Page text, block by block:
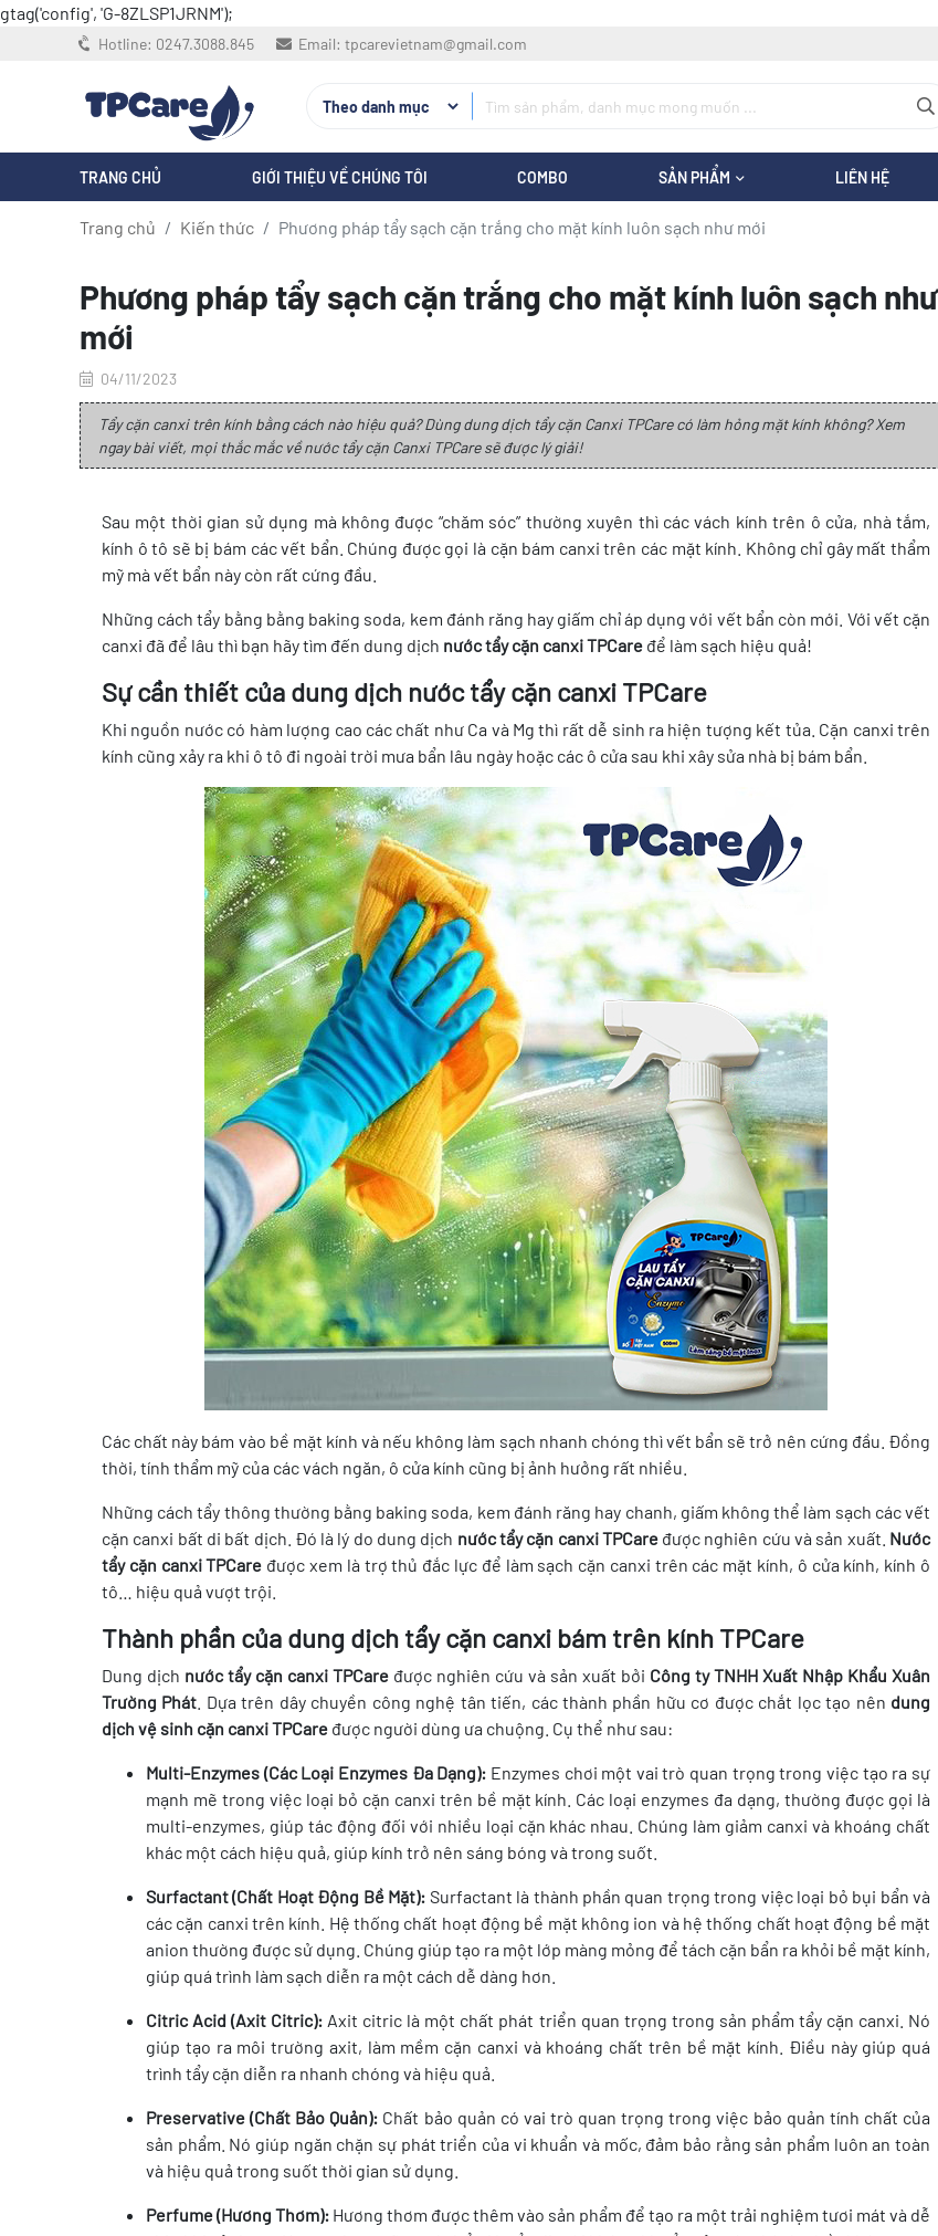
gtag('config', 'G-8ZLSP1JRNM');
Hotline: 0247.3088.845 Email: tpcarevietnam@gmail.com
TRANG CHỦ GIỚI THIỆU VỀ CHÚNG TÔI COMBO SẢN PHẨM LIÊN HỆ
Trang chủ Kiến thức Phương pháp tẩy sạch cặn trắng cho mặt kính luôn sạch như mới
Phương pháp tẩy sạch cặn trắng cho mặt kính luôn sạch như
mới
04/11/2023
Tẩy cặn canxi trên kính bằng cách nào hiệu quả? Dùng dung dịch tẩy cặn Canxi TPCare có làm hỏng mặt kính không? Xem
ngay bài viết, mọi thắc mắc về nước tẩy cặn Canxi TPCare sẽ được lý giải!
Sau một thời gian sử dụng mà không được “chăm sóc” thường xuyên thì các vách kính trên ô cửa, nhà tắm,
kính ô tô sẽ bị bám các vết bẩn. Chúng được gọi là cặn bám canxi trên các mặt kính. Không chỉ gây mất thẩm
mỹ mà vết bẩn này còn rất cứng đầu.
Những cách tẩy bằng bằng baking soda, kem đánh răng hay giấm chỉ áp dụng với vết bẩn còn mới. Với vết cặn
canxi đã để lâu thì bạn hãy tìm đến dung dịch nước tẩy cặn canxi TPCare để làm sạch hiệu quả!
Sự cần thiết của dung dịch nước tẩy cặn canxi TPCare
Khi nguồn nước có hàm lượng cao các chất như Ca và Mg thì rất dễ sinh ra hiện tượng kết tủa. Cặn canxi trên
kính cũng xảy ra khi ô tô đi ngoài trời mưa bẩn lâu ngày hoặc các ô cửa sau khi xây sửa nhà bị bám bẩn.
Các chất này bám vào bề mặt kính và nếu không làm sạch nhanh chóng thì vết bẩn sẽ trở nên cứng đầu. Đồng
thời, tính thẩm mỹ của các vách ngăn, ô cửa kính cũng bị ảnh hưởng rất nhiều.
Những cách tẩy thông thường bằng baking soda, kem đánh răng hay chanh, giấm không thể làm sạch các vết
cặn canxi bất di bất dịch. Đó là lý do dung dịch nước tẩy cặn canxi TPCaređược nghiên cứu và sản xuất. Nước
tẩy cặn canxi TPCare được xem là trợ thủ đắc lực để làm sạch cặn canxi trên các mặt kính, ô cửa kính, kính ô
tô… hiệu quả vượt trội.
Thành phần của dung dịch tẩy cặn canxi bám trên kính TPCare
Dung dịch nước tẩy cặn canxi TPCare được nghiên cứu và sản xuất bởi Công ty TNHH Xuất Nhập Khẩu Xuân
Trường Phát . Dựa trên dây chuyền công nghệ tân tiến, các thành phần hữu cơ được chắt lọc tạo nên dung
dịch vệ sinh cặn canxi TPCare được người dùng ưa chuộng. Cụ thể như sau:
Multi-Enzymes (Các Loại Enzymes Đa Dạng): Enzymes chơi một vai trò quan trọng trong việc tạo ra sự
mạnh mẽ trong việc loại bỏ cặn canxi trên bề mặt kính. Các loại enzymes đa dạng, thường được gọi là
multi-enzymes, giúp tác động đối với nhiều loại cặn khác nhau. Chúng làm giảm canxi và khoáng chất
khác một cách hiệu quả, giúp kính trở nên sáng bóng và trong suốt.
Surfactant (Chất Hoạt Động Bề Mặt): Surfactant là thành phần quan trọng trong việc loại bỏ bụi bẩn và
các cặn canxi trên kính. Hệ thống chất hoạt động bề mặt không ion và hệ thống chất hoạt động bề mặt
anion thường được sử dụng. Chúng giúp tạo ra một lớp màng mỏng để tách cặn bẩn ra khỏi bề mặt kính,
giúp quá trình làm sạch diễn ra một cách dễ dàng hơn.
Citric Acid (Axit Citric): Axit citric là một chất phát triển quan trọng trong sản phẩm tẩy cặn canxi. Nó
giúp tạo ra môi trường axit, làm mềm cặn canxi và khoáng chất trên bề mặt kính. Điều này giúp quá
trình tẩy cặn diễn ra nhanh chóng và hiệu quả.
Preservative (Chất Bảo Quản): Chất bảo quản có vai trò quan trọng trong việc bảo quản tính chất của
sản phẩm. Nó giúp ngăn chặn sự phát triển của vi khuẩn và mốc, đảm bảo rằng sản phẩm luôn an toàn
và hiệu quả trong suốt thời gian sử dụng.
Perfume (Hương Thơm): Hương thơm được thêm vào sản phẩm để tạo ra một trải nghiệm tươi mát và dễ